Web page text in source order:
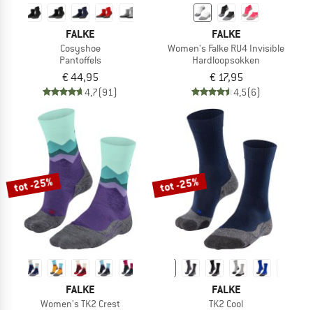
FALKE
Cosyshoe
Pantoffels
€ 44,95
4,7(91)
FALKE
Women's Falke RU4 Invisible
Hardloopsokken
€ 17,95
4,5(6)
tot -25%
FALKE
Women's TK2 Crest
tot -25%
FALKE
TK2 Cool